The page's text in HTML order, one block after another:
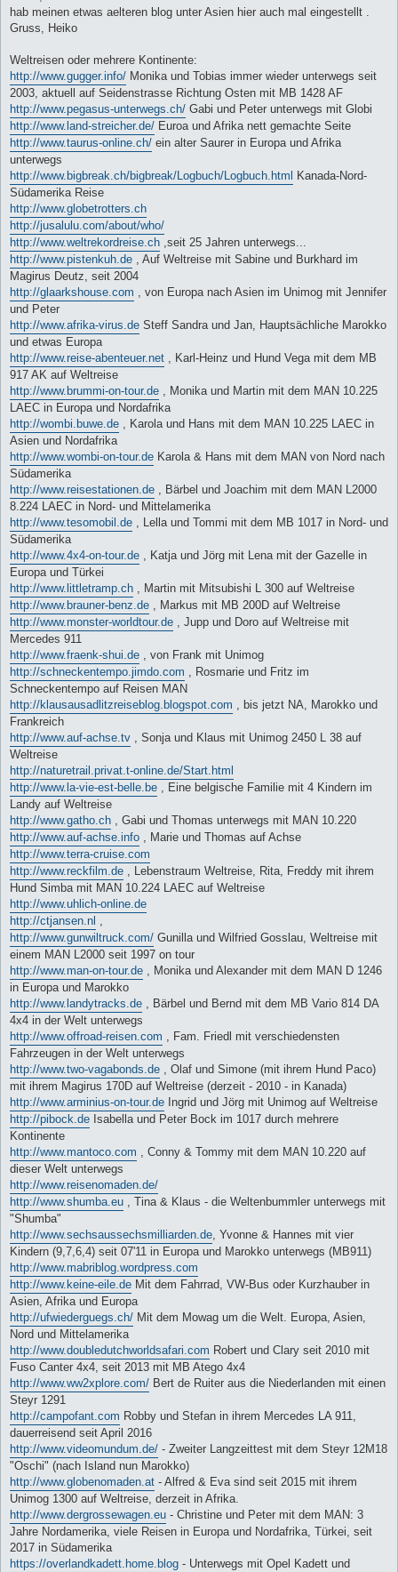
r
a
hab meinen etwas aelteren blog unter Asien hier auch mal eingestellt .
Gruss, Heiko
Weltreisen oder mehrere Kontinente:
http://www.gugger.info/ Monika und Tobias immer wieder unterwegs seit
2003, aktuell auf Seidenstrasse Richtung Osten mit MB 1428 AF
http://www.pegasus-unterwegs.ch/ Gabi und Peter unterwegs mit Globi
http://www.land-streicher.de/ Euroa und Afrika nett gemachte Seite
http://www.taurus-online.ch/ ein alter Saurer in Europa und Afrika
unterwegs
http://www.bigbreak.ch/bigbreak/Logbuch/Logbuch.html Kanada-Nord-
Südamerika Reise
http://www.globetrotters.ch
http://jusalulu.com/about/who/
http://www.weltrekordreise.ch ,seit 25 Jahren unterwegs...
http://www.pistenkuh.de , Auf Weltreise mit Sabine und Burkhard im
Magirus Deutz, seit 2004
http://glaarkshouse.com , von Europa nach Asien im Unimog mit Jennifer
und Peter
http://www.afrika-virus.de Steff Sandra und Jan, Hauptsächliche Marokko
und etwas Europa
http://www.reise-abenteuer.net , Karl-Heinz und Hund Vega mit dem MB
917 AK auf Weltreise
http://www.brummi-on-tour.de , Monika und Martin mit dem MAN 10.225
LAEC in Europa und Nordafrika
http://wombi.buwe.de , Karola und Hans mit dem MAN 10.225 LAEC in
Asien und Nordafrika
http://www.wombi-on-tour.de Karola & Hans mit dem MAN von Nord nach
Südamerika
http://www.reisestationen.de , Bärbel und Joachim mit dem MAN L2000
8.224 LAEC in Nord- und Mittelamerika
http://www.tesomobil.de , Lella und Tommi mit dem MB 1017 in Nord- und
Südamerika
http://www.4x4-on-tour.de , Katja und Jörg mit Lena mit der Gazelle in
Europa und Türkei
http://www.littletramp.ch , Martin mit Mitsubishi L 300 auf Weltreise
http://www.brauner-benz.de , Markus mit MB 200D auf Weltreise
http://www.monster-worldtour.de , Jupp und Doro auf Weltreise mit
Mercedes 911
http://www.fraenk-shui.de , von Frank mit Unimog
http://schneckentempo.jimdo.com , Rosmarie und Fritz im
Schneckentempo auf Reisen MAN
http://klausausadlitzreiseblog.blogspot.com , bis jetzt NA, Marokko und
Frankreich
http://www.auf-achse.tv , Sonja und Klaus mit Unimog 2450 L 38 auf
Weltreise
http://naturetrail.privat.t-online.de/Start.html
http://www.la-vie-est-belle.be , Eine belgische Familie mit 4 Kindern im
Landy auf Weltreise
http://www.gatho.ch , Gabi und Thomas unterwegs mit MAN 10.220
http://www.auf-achse.info , Marie und Thomas auf Achse
http://www.terra-cruise.com
http://www.reckfilm.de , Lebenstraum Weltreise, Rita, Freddy mit ihrem
Hund Simba mit MAN 10.224 LAEC auf Weltreise
http://www.uhlich-online.de
http://ctjansen.nl
http://www.gunwiltruck.com/ Gunilla und Wilfried Gosslau, Weltreise mit
einem MAN L2000 seit 1997 on tour
http://www.man-on-tour.de , Monika und Alexander mit dem MAN D 1246
in Europa und Marokko
http://www.landytracks.de , Bärbel und Bernd mit dem MB Vario 814 DA
4x4 in der Welt unterwegs
http://www.offroad-reisen.com , Fam. Friedl mit verschiedensten
Fahrzeugen in der Welt unterwegs
http://www.two-vagabonds.de , Olaf und Simone (mit ihrem Hund Paco)
mit ihrem Magirus 170D auf Weltreise (derzeit - 2010 - in Kanada)
http://www.arminius-on-tour.de Ingrid und Jörg mit Unimog auf Weltreise
http://pibock.de Isabella und Peter Bock im 1017 durch mehrere
Kontinente
http://www.mantoco.com , Conny & Tommy mit dem MAN 10.220 auf
dieser Welt unterwegs
http://www.reisenomaden.de/
http://www.shumba.eu , Tina & Klaus - die Weltenbummler unterwegs mit
"Shumba"
http://www.sechsaussechsmilliarden.de , Yvonne & Hannes mit vier
Kindern (9,7,6,4) seit 07'11 in Europa und Marokko unterwegs (MB911)
http://www.mabriblog.wordpress.com
http://www.keine-eile.de Mit dem Fahrrad, VW-Bus oder Kurzhauber in
Asien, Afrika und Europa
http://ufwiederguegs.ch/ Mit dem Mowag um die Welt. Europa, Asien,
Nord und Mittelamerika
http://www.doubledutchworldsafari.com Robert und Clary seit 2010 mit
Fuso Canter 4x4, seit 2013 mit MB Atego 4x4
http://www.ww2xplore.com/ Bert de Ruiter aus die Niederlanden mit einen
Steyr 1291
http://campofant.com Robby und Stefan in ihrem Mercedes LA 911,
dauerreisend seit April 2016
http://www.videomundum.de/ - Zweiter Langzeittest mit dem Steyr 12M18
"Oschi" (nach Island nun Marokko)
http://www.globenomaden.at - Alfred & Eva sind seit 2015 mit ihrem
Unimog 1300 auf Weltreise, derzeit in Afrika.
http://www.dergrossewagen.eu - Christine und Peter mit dem MAN: 3
Jahre Nordamerika, viele Reisen in Europa und Nordafrika, Türkei, seit
2017 in Südamerika
https://overlandkadett.home.blog - Unterwegs mit Opel Kadett und